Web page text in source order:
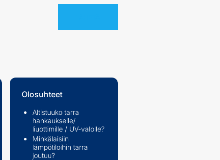
Olosuhteet
Altistuuko tarra
hankaukselle/
liuottimille / UV-valolle?
Minkälaisiin
lämpötiloihin tarra
joutuu?